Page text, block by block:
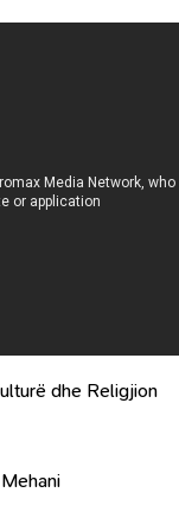
dhe Religjion